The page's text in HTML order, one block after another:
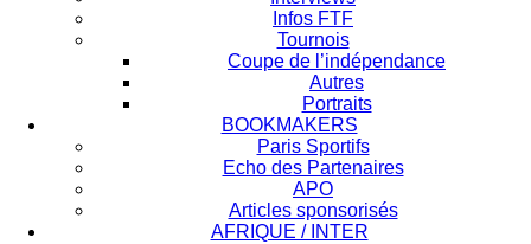
Infos FTF
Tournois
Coupe de l’indépendance
Autres
Portraits
BOOKMAKERS
Paris Sportifs
Echo des Partenaires
APO
Articles sponsorisés
AFRIQUE / INTER